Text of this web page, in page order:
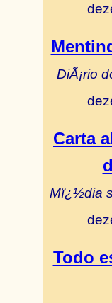
DiÃ¡rio
Carta
Mï¿½dia
Todo